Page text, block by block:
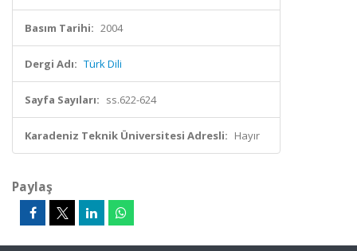
Basım Tarihi: 2004
Dergi Adı: Türk Dili
Sayfa Sayıları: ss.622-624
Karadeniz Teknik Üniversitesi Adresli: Hayır
Paylaş